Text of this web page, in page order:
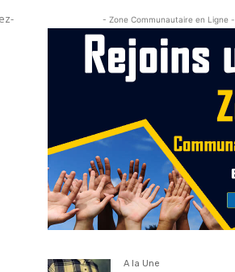
- Zone Communautaire en Ligne -
A la Une